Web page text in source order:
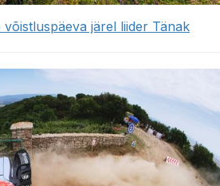
võistluspäeva järel liider Tänak